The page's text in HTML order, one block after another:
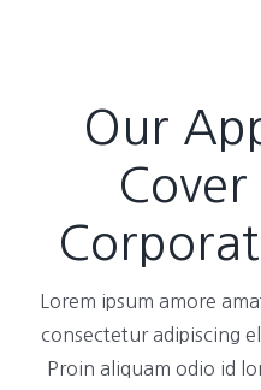
Our
Cover
Lorem ipsum amore
consectetur adipiscing
Proin aliquam odio id